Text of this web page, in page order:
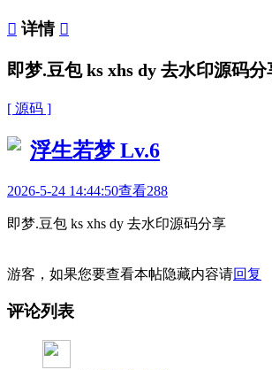
 详情 
即梦.豆包 ks xhs dy 去水印源码分
[ 源码 ]
浮生若梦Lv.6
2026-5-24 14:44:50查看288
即梦.豆包 ks xhs dy 去水印源码分享
游客，如果您要查看本帖隐藏内容请回复
评论列表